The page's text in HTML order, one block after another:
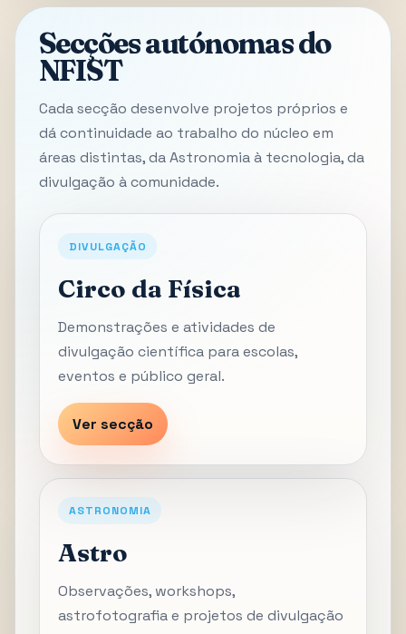
Secções autónomas do
NFIST
Cada secção desenvolve projetos próprios e
dá continuidade ao trabalho do núcleo em
áreas distintas, da Astronomia à tecnologia, da
divulgação à comunidade.
DIVULGAÇÃO
Circo da Física
Demonstrações e atividades de
divulgação científica para escolas,
eventos e público geral.
Ver secção
ASTRONOMIA
Astro
Observações, workshops,
astrofotografia e projetos de divulgação